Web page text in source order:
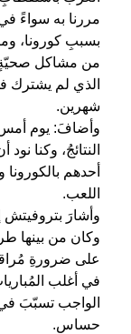
مررنا به سواءً
بسببِ كورونا،
من مشاكل صحيّةٍ
الذي لم يشترك
شهرين.
وأضافَ: يوم أمس
النتائجُ، وكنا
أحدهم
اللعب.
وأشارَ بتروفيتش
وكان من بينها
على ضرورةِ
في أغلب
الواجب تسبّبَ
حساس.